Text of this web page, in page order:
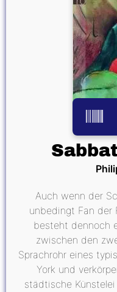
Auch wenn der
unbedingt Fan der
besteht dennoch
zwischen den
Sprachrohr eines
York und
städtische